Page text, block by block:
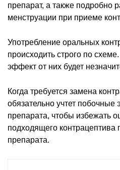
препарат, а также подробно
менструации при приеме
Употребление оральных
происходить строго по
эффект от них будет
Когда требуется замена
обязательно учтет
препарата, чтобы избежать
подходящего контрацептива
препарата.